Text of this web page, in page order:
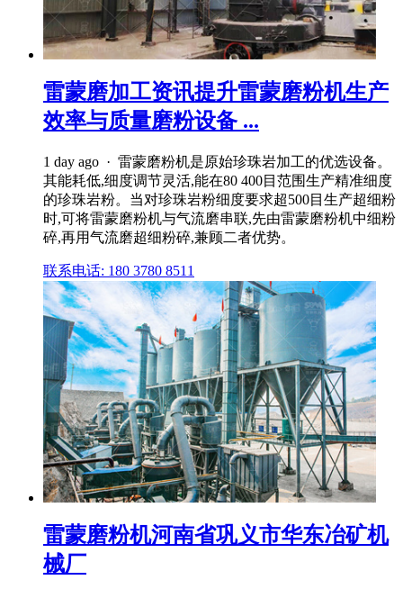
雷蒙磨加工资讯提升雷蒙磨粉机生产
效率与质量磨粉设备 ...
1 day ago · 雷蒙磨粉机是原始珍珠岩加工的优选设备。
其能耗低,细度调节灵活,能在80 400目范围生产精准细度
的珍珠岩粉。当对珍珠岩粉细度要求超500目生产超细粉
时,可将雷蒙磨粉机与气流磨串联,先由雷蒙磨粉机中细粉
碎,再用气流磨超细粉碎,兼顾二者优势。
联系电话: 180 3780 8511
雷蒙磨粉机河南省巩义市华东冶矿机
械厂